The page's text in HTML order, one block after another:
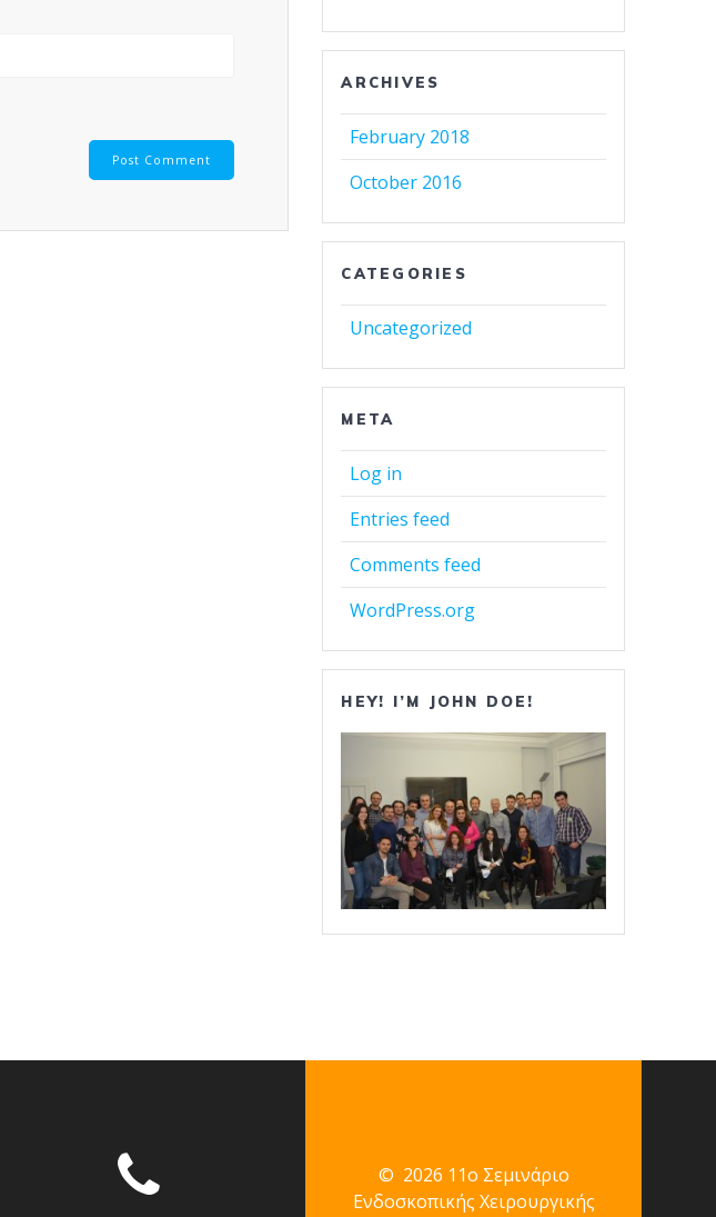
ARCHIVES
February 2018
October 2016
CATEGORIES
Uncategorized
META
Log in
Entries feed
Comments feed
WordPress.org
HEY! I’M JOHN DOE!
© 2026 11ο Σεμινάριο
Ενδοσκοπικής Χειρουργικής